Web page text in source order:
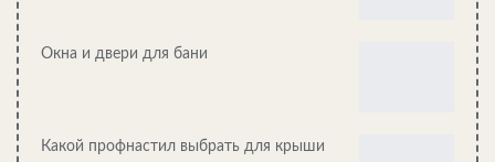
Качественные проекты бань
Окна и двери для бани
Какой профнастил выбрать для крыши